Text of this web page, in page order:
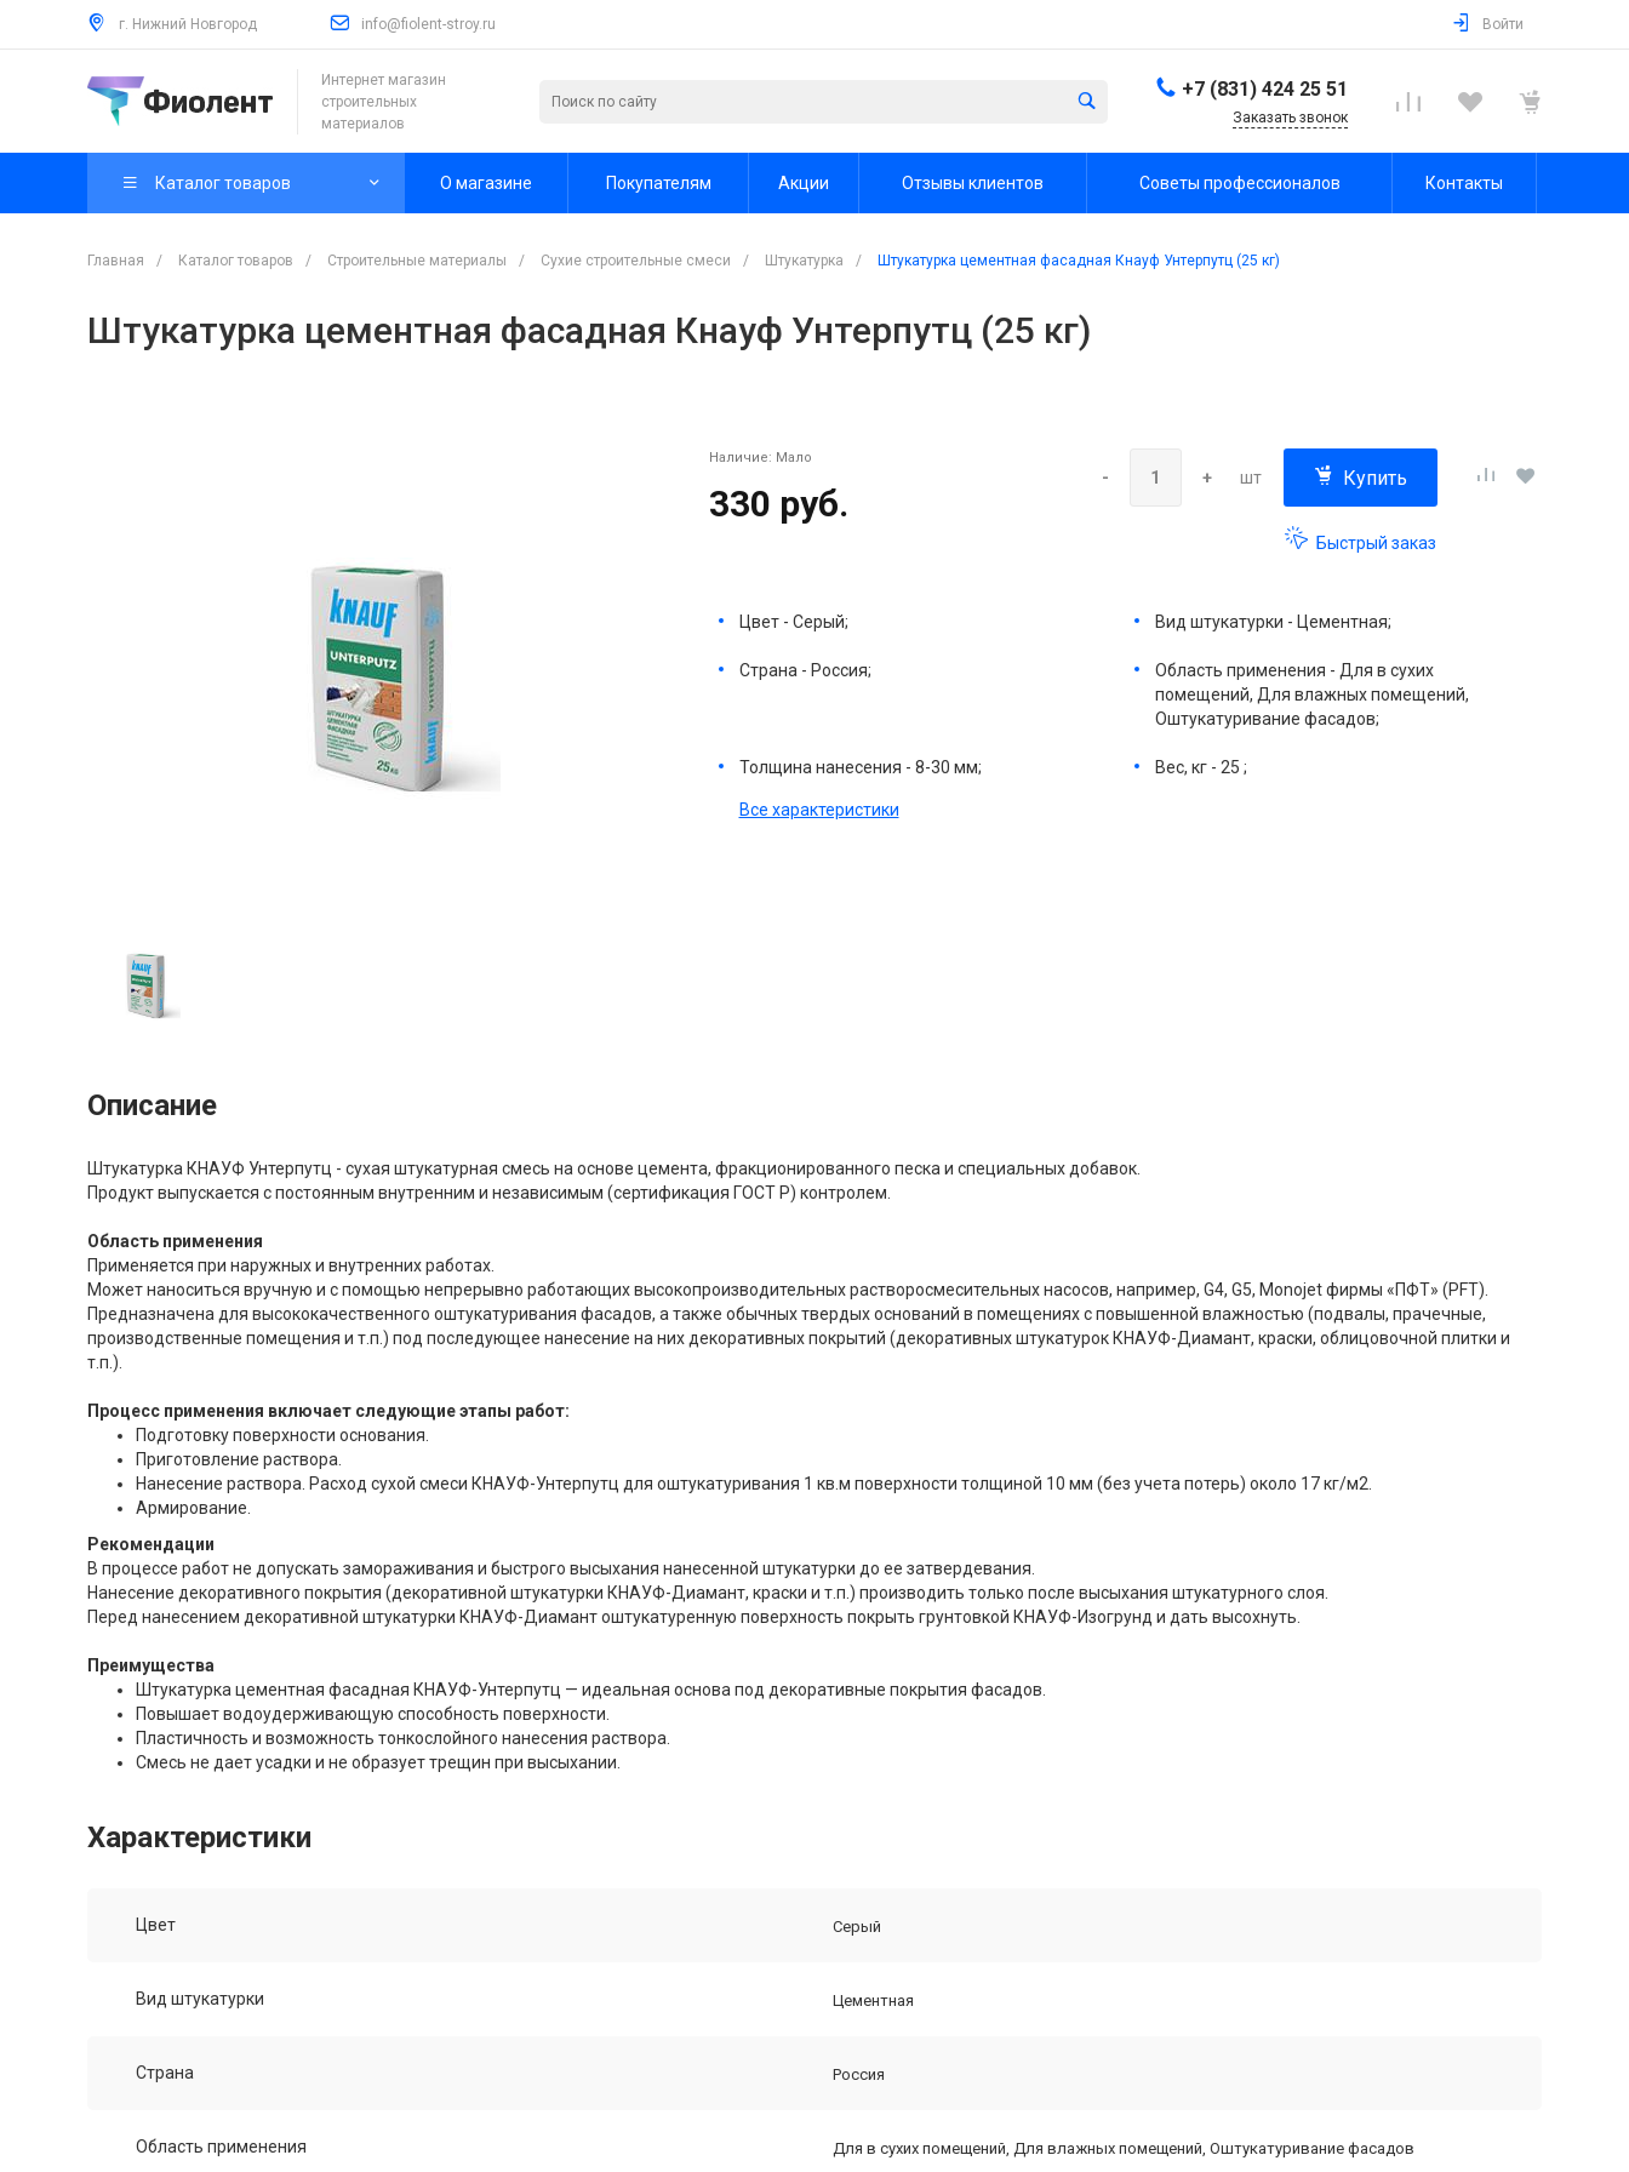
г. Нижний Новгород info@fiolent-stroy.ru Войти
Интернет магазин
строительных
материалов
+7 (831) 424 25 51
Заказать звонок
Каталог товаров О магазине Покупателям Акции Отзывы клиентов Советы профессионалов Контакты
Главная / Каталог товаров / Строительные материалы / Сухие строительные смеси / Штукатурка / Штукатурка цементная фасадная Кнауф Унтерпутц (25 кг)
Штукатурка цементная фасадная Кнауф Унтерпутц (25 кг)
Наличие: Мало
330 руб.
- + шт Купить
Быстрый заказ
Цвет - Серый; Вид штукатурки - Цементная;
Страна - Россия;
Область применения - Для в сухих
помещений, Для влажных помещений,
Оштукатуривание фасадов;
Толщина нанесения - 8-30 мм; Вес, кг - 25 ;
Все характеристики
Описание
Штукатурка КНАУФ Унтерпутц - сухая штукатурная смесь на основе цемента, фракционированного песка и специальных добавок.
Продукт выпускается с постоянным внутренним и независимым (сертификация ГОСТ Р) контролем.
Область применения
Применяется при наружных и внутренних работах.
Может наноситься вручную и с помощью непрерывно работающих высокопроизводительных растворосмесительных насосов, например, G4, G5, Monojet фирмы «ПФТ» (PFT).
Предназначена для высококачественного оштукатуривания фасадов, а также обычных твердых оснований в помещениях с повышенной влажностью (подвалы, прачечные,
производственные помещения и т.п.) под последующее нанесение на них декоративных покрытий (декоративных штукатурок КНАУФ-Диамант, краски, облицовочной плитки и
т.п.).
Процесс применения включает следующие этапы работ:
Подготовку поверхности основания.
Приготовление раствора.
Нанесение раствора. Расход сухой смеси КНАУФ-Унтерпутц для оштукатуривания 1 кв.м поверхности толщиной 10 мм (без учета потерь) около 17 кг/м2.
Армирование.
Рекомендации
В процессе работ не допускать замораживания и быстрого высыхания нанесенной штукатурки до ее затвердевания.
Нанесение декоративного покрытия (декоративной штукатурки КНАУФ-Диамант, краски и т.п.) производить только после высыхания штукатурного слоя.
Перед нанесением декоративной штукатурки КНАУФ-Диамант оштукатуренную поверхность покрыть грунтовкой КНАУФ-Изогрунд и дать высохнуть.
Преимущества
Штукатурка цементная фасадная КНАУФ-Унтерпутц — идеальная основа под декоративные покрытия фасадов.
Повышает водоудерживающую способность поверхности.
Пластичность и возможность тонкослойного нанесения раствора.
Смесь не дает усадки и не образует трещин при высыхании.
Характеристики
Цвет Серый
Вид штукатурки Цементная
Страна Россия
Область применения Для в сухих помещений, Для влажных помещений, Оштукатуривание фасадов